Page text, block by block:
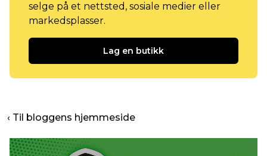
selge på et nettsted, sosiale medier eller
markedsplasser.
Lag en butikk
‹ Til bloggens hjemmeside